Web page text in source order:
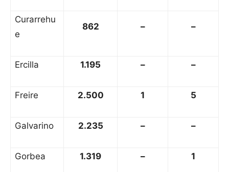
Curarrehu
e
862 – –
Ercilla 1.195 – –
Freire 2.500 1 5
Galvarino 2.235 – –
Gorbea 1.319 – 1